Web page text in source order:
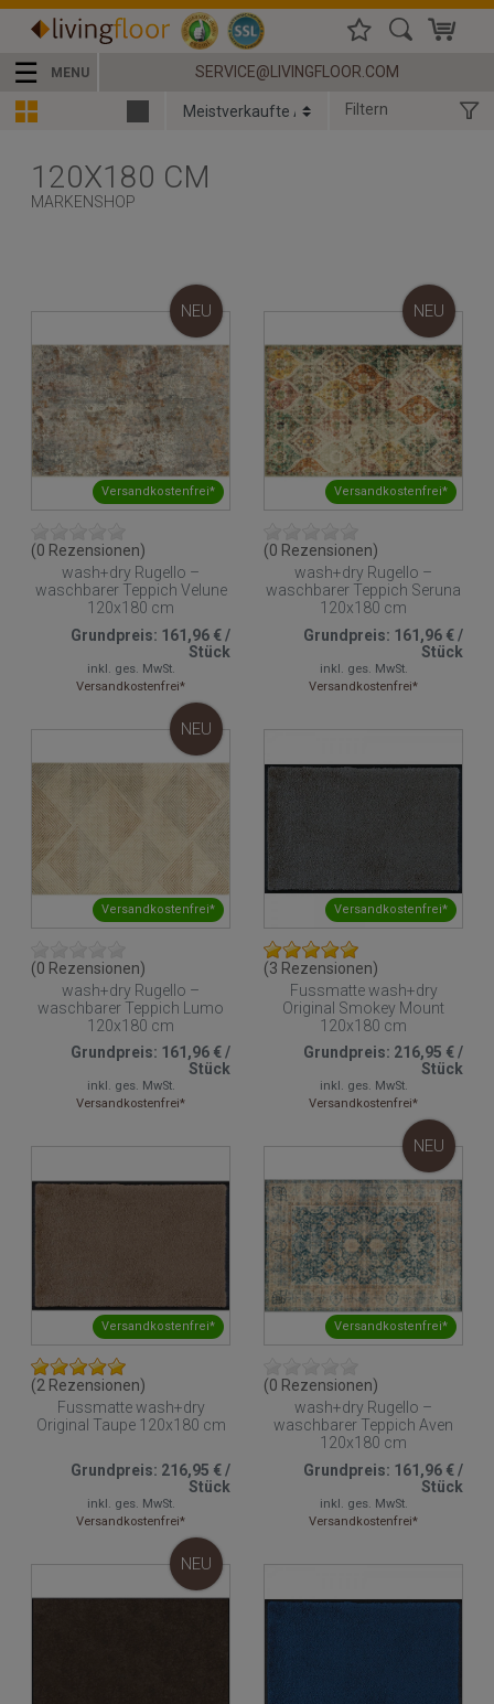
☰ MENU SERVICE@LIVINGFLOOR.COM
Filtern
120X180 CM
MARKENSHOP
Versandkostenfrei*
NEU
(0 Rezensionen)
wash+dry Rugello –
waschbarer Teppich Velune
120x180 cm
Grundpreis: 161,96 €/
Stück
inkl. ges. MwSt.
Versandkostenfrei*
Versandkostenfrei*
NEU
(0 Rezensionen)
wash+dry Rugello –
waschbarer Teppich Seruna
120x180 cm
Grundpreis: 161,96 €/
Stück
inkl. ges. MwSt.
Versandkostenfrei*
Versandkostenfrei*
NEU
(0 Rezensionen)
wash+dry Rugello –
waschbarer Teppich Lumo
120x180 cm
Grundpreis: 161,96 €/
Stück
inkl. ges. MwSt.
Versandkostenfrei*
Versandkostenfrei*
(3 Rezensionen)
Fussmatte wash+dry
Original Smokey Mount
120x180 cm
Grundpreis: 216,95 €/
Stück
inkl. ges. MwSt.
Versandkostenfrei*
Versandkostenfrei*
(2 Rezensionen)
Fussmatte wash+dry
Original Taupe 120x180 cm
Grundpreis: 216,95 €/
Stück
inkl. ges. MwSt.
Versandkostenfrei*
Versandkostenfrei*
NEU
(0 Rezensionen)
wash+dry Rugello –
waschbarer Teppich Aven
120x180 cm
Grundpreis: 161,96 €/
Stück
inkl. ges. MwSt.
Versandkostenfrei*
NEU